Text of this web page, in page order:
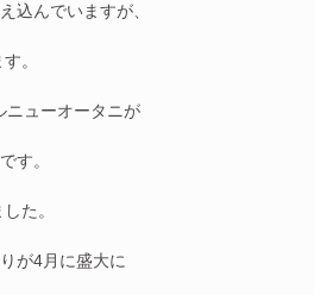
込んでいますが、
。
ニューオータニが
す。
た。
が4月に盛大に